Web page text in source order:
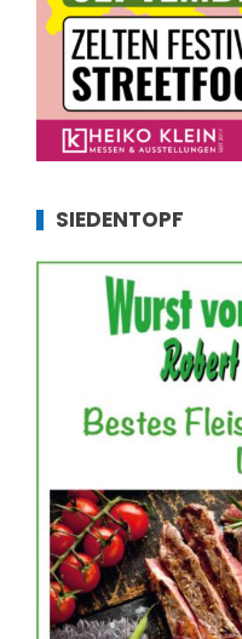
SIEDENTOPF